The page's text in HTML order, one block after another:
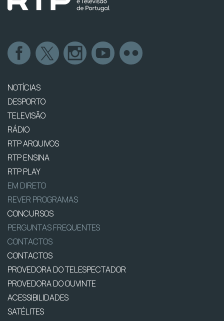
NOTÍCIAS
DESPORTO
TELEVISÃO
RÁDIO
RTP ARQUIVOS
RTP ENSINA
RTP PLAY
EM DIRETO
REVER PROGRAMAS
CONCURSOS
PERGUNTAS FREQUENTES
CONTACTOS
CONTACTOS
PROVEDORA DO TELESPECTADOR
PROVEDORA DO OUVINTE
ACESSIBILIDADES
SATÉLITES